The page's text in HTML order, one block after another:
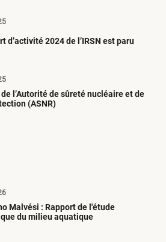
d’activité 2024 de l’IRSN est paru
l’Autorité de sûreté nucléaire et de
(ASNR)
Malvési : Rapport de l'étude
du milieu aquatique